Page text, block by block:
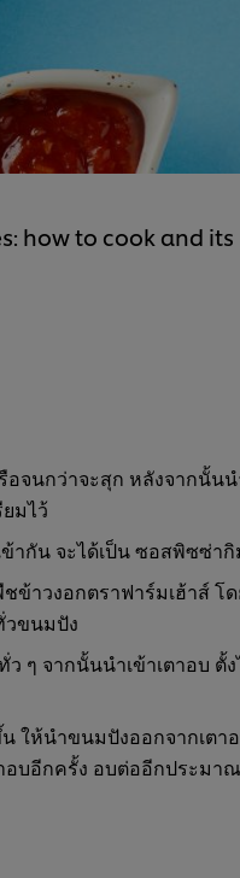
how to cook and its
จนกว่าจะสุก หลังจากนั้น
มไว้
ข้ากัน จะได้เป็น ซอสพิซซ่า
าวงอกตราฟาร์มเฮ้าส์ โ
วขนมปัง
ๆ จากนั้นนำเข้าเตาอบ ตั้
ให้นำขนมปังออกจากเตา
บอีกครั้ง อบต่ออีกประมา